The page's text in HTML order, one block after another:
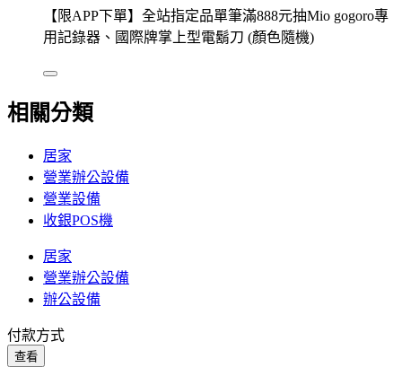
【限APP下單】全站指定品單筆滿888元抽Mio gogoro專
用記錄器、國際牌掌上型電鬍刀 (顏色隨機)
相關分類
居家
營業辦公設備
營業設備
收銀POS機
居家
營業辦公設備
辦公設備
付款方式
查看